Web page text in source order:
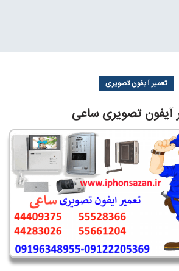
تعمیر آیفون تصویری
آیفون تصویری ساعی